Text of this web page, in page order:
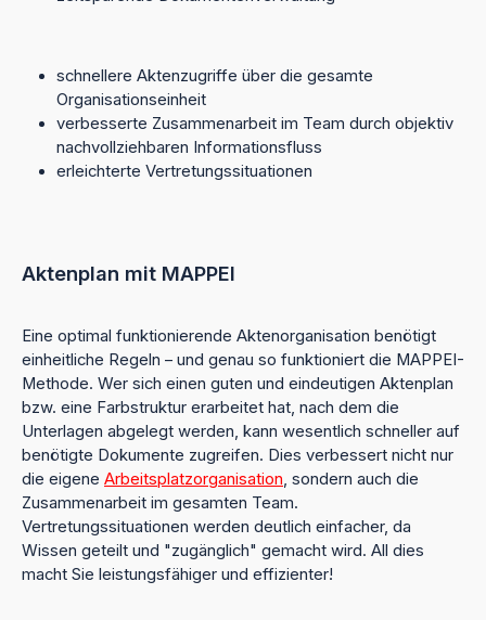
schnellere Aktenzugriffe über die gesamte
Organisationseinheit
verbesserte Zusammenarbeit im Team durch objektiv
nachvollziehbaren Informationsfluss
erleichterte Vertretungssituationen
Aktenplan mit MAPPEI
Eine optimal funktionierende Aktenorganisation benötigt
einheitliche Regeln – und genau so funktioniert die MAPPEI-
Methode. Wer sich einen guten und eindeutigen Aktenplan
bzw. eine Farbstruktur erarbeitet hat, nach dem die
Unterlagen abgelegt werden, kann wesentlich schneller auf
benötigte Dokumente zugreifen. Dies verbessert nicht nur
die eigene Arbeitsplatzorganisation, sondern auch die
Zusammenarbeit im gesamten Team.
Vertretungssituationen werden deutlich einfacher, da
Wissen geteilt und "zugänglich" gemacht wird. All dies
macht Sie leistungsfähiger und effizienter!